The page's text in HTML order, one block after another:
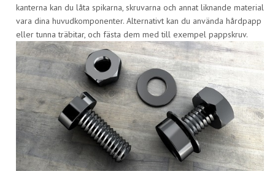
kanterna kan du låta spikarna, skruvarna och annat liknande material
vara dina huvudkomponenter. Alternativt kan du använda hårdpapp
eller tunna träbitar, och fästa dem med till exempel pappskruv.